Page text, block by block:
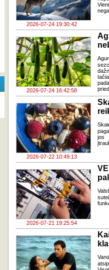
2026-07-24 19:30:42
2026-07-24 16:42:58
2026-07-22 10:49:13
jos
2026-07-21 19:25:54